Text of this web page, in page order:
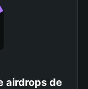
airdrops de